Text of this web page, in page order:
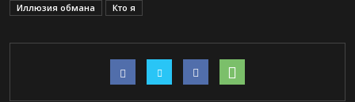
Иллюзия обмана
Кто я